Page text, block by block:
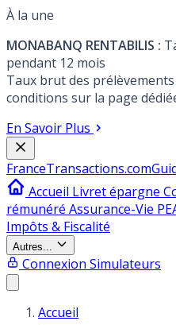
À la une
MONABANQ RENTABILIS :
pendant 12 mois
Taux brut des
conditions sur la page
En Savoir Plus
FranceTransactions.com
Accueil Livret épargne
rémunéré Assurance-Vie
Impôts & Fiscalité
Autres...
Connexion Simulateurs
Accueil